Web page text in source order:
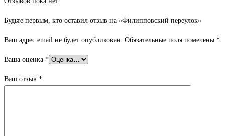
Будьте первым, кто оставил отзыв на «Филипповский переулок»
Ваш адрес email не будет опубликован. Обязательные поля помечены *
Ваша оценка *
Ваш отзыв *